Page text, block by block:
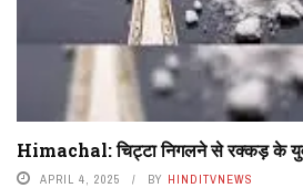
Himachal: चिट्टा निगलने से रक्कड़ के
APRIL 4, 2025 BY HINDITVNEWS